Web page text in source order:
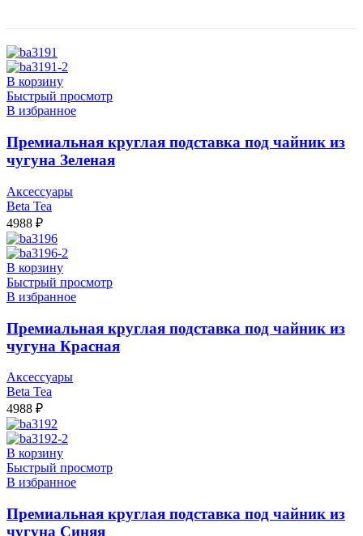
В корзину
Быстрый просмотр
В избранное
Премиальная круглая подставка под чайник из
чугуна Зеленая
Аксессуары
Beta Tea
4988 ₽
В корзину
Быстрый просмотр
В избранное
Премиальная круглая подставка под чайник из
чугуна Красная
Аксессуары
Beta Tea
4988 ₽
В корзину
Быстрый просмотр
В избранное
Премиальная круглая подставка под чайник из
чугуна Синяя